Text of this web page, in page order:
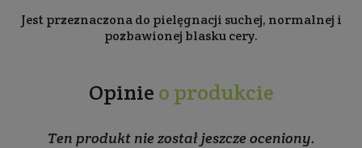
Jest przeznaczona do pielęgnacji suchej, normalnej i
pozbawionej blasku cery.
Opinie o produkcie
Ten produkt nie został jeszcze oceniony.